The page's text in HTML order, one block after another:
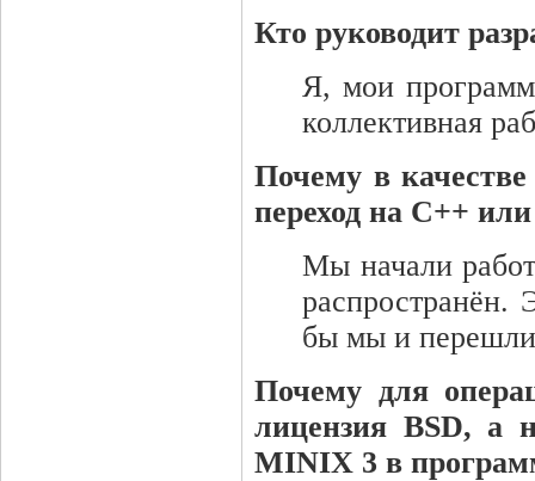
Кто руководит
Я, мои
коллективная
Почему в
переход на C++
Мы начали
распространён.
бы мы и перешли
Почему для
лицензия BSD, а
MINIX 3 в